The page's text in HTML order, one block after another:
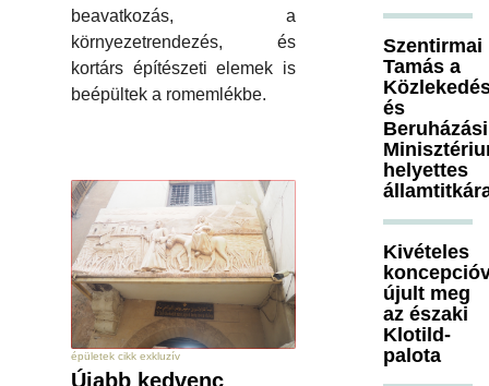
beavatkozás, a
környezetrendezés, és
kortárs építészeti elemek is
beépültek a romemlékbe.
épületek cikk exkluzív
Újabb kedvenc
Szentirmai
Tamás a
és
Beruházási
helyettes
Kivételes
újult meg
az északi
Klotild-
palota